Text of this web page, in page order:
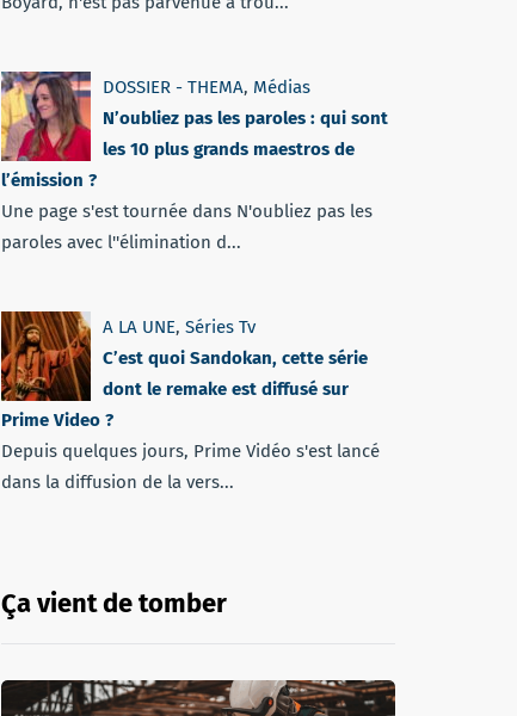
DOSSIER - THEMA, Médias
N’oubliez pas les paroles : qui sont
les 10 plus grands maestros de
l’émission ?
Une page s'est tournée dans N'oubliez pas les
paroles avec l''élimination d...
A LA UNE, Séries Tv
C’est quoi Sandokan, cette série
dont le remake est diffusé sur
Prime Video ?
Depuis quelques jours, Prime Vidéo s'est lancé
dans la diffusion de la vers...
Ça vient de tomber